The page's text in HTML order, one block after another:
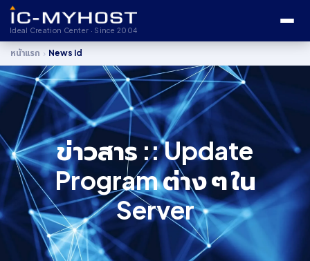
Ideal Creation Center · Since 2004
หน้าแรก › News Id
ข่าวสาร :: Update
Program ต่าง ๆ ใน
Server